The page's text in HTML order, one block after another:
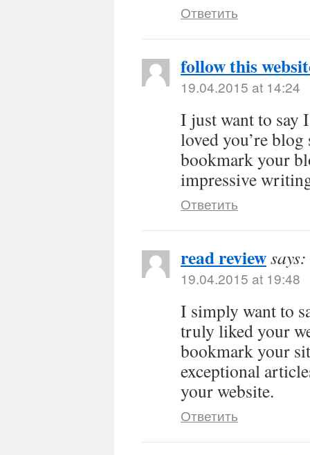
Ответить
follow this
19.04.2015 at 14:24
I just want to say
loved you’re
bookmark your
impressive
Ответить
read reviewsays:
19.04.2015 at 19:48
I simply want to
truly liked your
bookmark your
exceptional
your website.
Ответить